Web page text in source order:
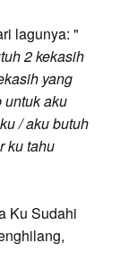
lagunya: "
2 kekasih
yang
untuk aku
/ aku butuh
ku tahu
Ku Sudahi